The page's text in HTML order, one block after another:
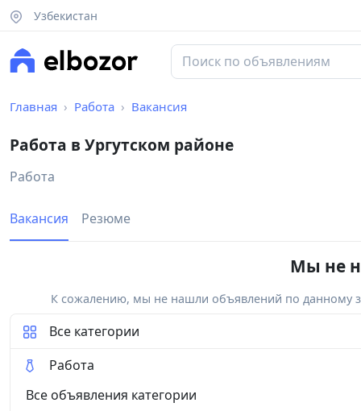
Узбекистан
Главная Работа Вакансия
Работа в Ургутском районе
Работа
Вакансия Резюме
Мы не
К сожалению, мы не нашли объявлений по данному
Все категории
Работа
Все объявления категории